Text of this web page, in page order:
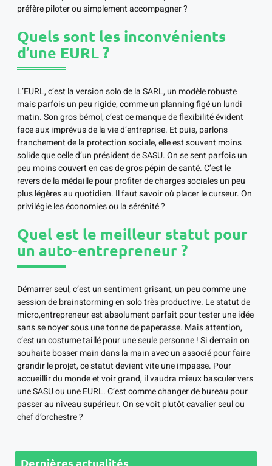
préfère piloter ou simplement accompagner ?
Quels sont les inconvénients
d’une EURL ?
L’EURL, c’est la version solo de la SARL, un modèle robuste
mais parfois un peu rigide, comme un planning figé un lundi
matin. Son gros bémol, c’est ce manque de flexibilité évident
face aux imprévus de la vie d’entreprise. Et puis, parlons
franchement de la protection sociale, elle est souvent moins
solide que celle d’un président de SASU. On se sent parfois un
peu moins couvert en cas de gros pépin de santé. C’est le
revers de la médaille pour profiter de charges sociales un peu
plus légères au quotidien. Il faut savoir où placer le curseur. On
privilégie les économies ou la sérénité ?
Quel est le meilleur statut pour
un auto-entrepreneur ?
Démarrer seul, c’est un sentiment grisant, un peu comme une
session de brainstorming en solo très productive. Le statut de
micro,entrepreneur est absolument parfait pour tester une idée
sans se noyer sous une tonne de paperasse. Mais attention,
c’est un costume taillé pour une seule personne ! Si demain on
souhaite bosser main dans la main avec un associé pour faire
grandir le projet, ce statut devient vite une impasse. Pour
accueillir du monde et voir grand, il vaudra mieux basculer vers
une SASU ou une EURL. C’est comme changer de bureau pour
passer au niveau supérieur. On se voit plutôt cavalier seul ou
chef d’orchestre ?
Dernières actualités